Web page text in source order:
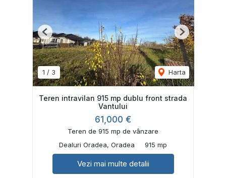
1 / 3 Harta
Previous Next
Teren intravilan 915 mp dublu front strada
Vantului
61,000 €
Teren de 915 mp de vânzare
Dealuri Oradea, Oradea
915 mp
Vezi mai multe detalii